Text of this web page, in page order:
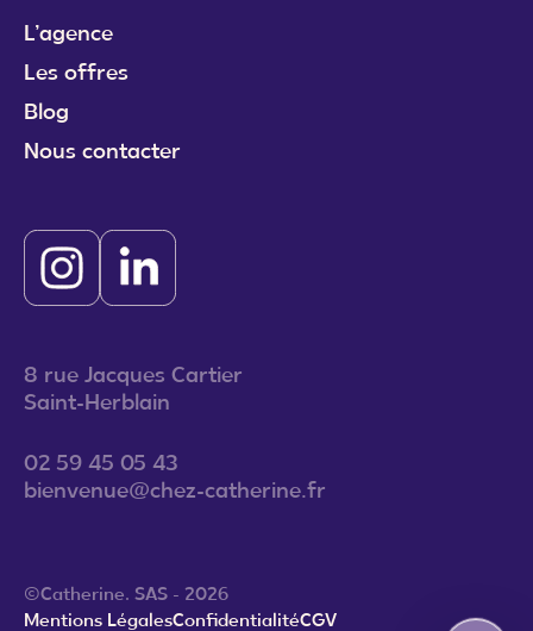
L’agence
Les offres
Blog
Nous contacter
8 rue Jacques Cartier
Saint-Herblain
02 59 45 05 43
bienvenue@chez-catherine.fr
©Catherine. SAS - 2026
Mentions LégalesConfidentialitéCGV